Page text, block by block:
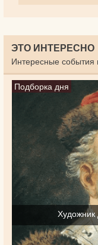
ЭТО ИНТЕРЕСНО
Интересные события
Подборка дня
Художник